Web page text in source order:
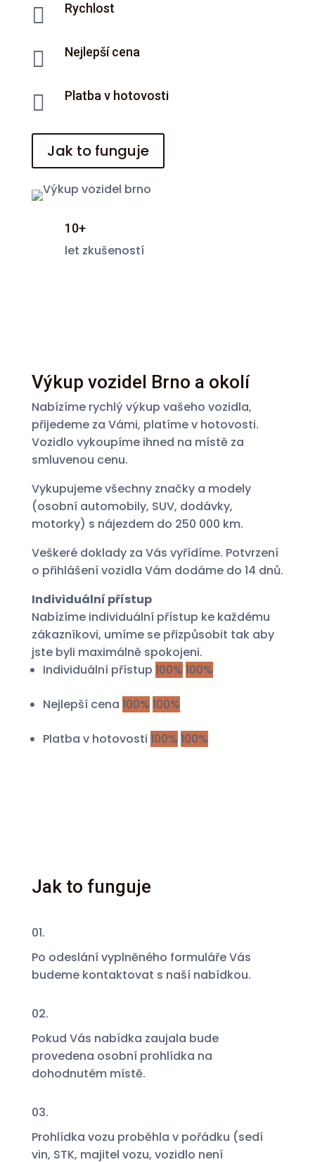
 Rychlost
 Nejlepší cena
 Platba v hotovosti
Jak to funguje
10+
let zkušeností
Výkup vozidel Brno a okolí
Nabízíme rychlý výkup vašeho vozidla,
přijedeme za Vámi, platíme v hotovosti.
Vozidlo vykoupíme ihned na místě za
smluvenou cenu.
Vykupujeme všechny značky a modely
(osobní automobily, SUV, dodávky,
motorky) s nájezdem do 250 000 km.
Veškeré doklady za Vás vyřídíme. Potvrzení
o přihlášení vozidla Vám dodáme do 14 dnů.
Individuální přístup
Nabízíme individuální přístup ke každému
zákazníkovi, umíme se přizpůsobit tak aby
jste byli maximálně spokojeni.
Individuální přístup 100% 100%
Nejlepší cena 100% 100%
Platba v hotovosti 100% 100%
Jak to funguje
01.
Po odeslání vyplněného formuláře Vás
budeme kontaktovat s naší nabídkou.
02.
Pokud Vás nabídka zaujala bude
provedena osobní prohlídka na
dohodnutém místě.
03.
Prohlídka vozu proběhla v pořádku (sedí
vin, STK, majitel vozu, vozidlo není